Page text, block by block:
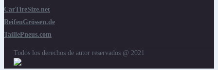
CarTireSize.net
ReifenGrössen.de
TaillePneus.com
Todos los derechos de autor reservados @ 2021